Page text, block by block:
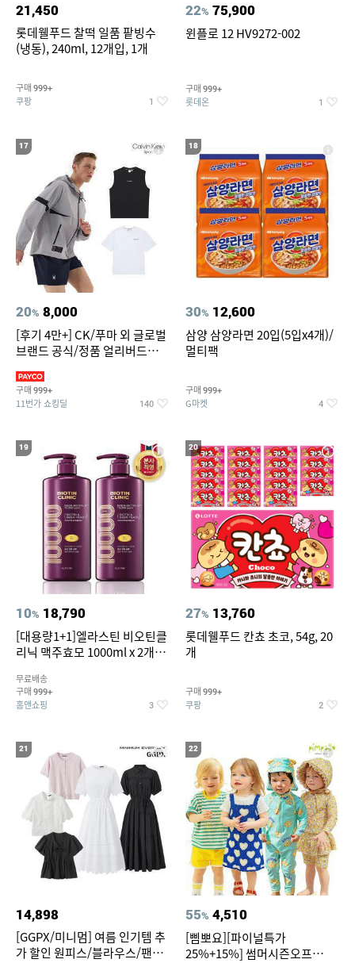
21,450
롯데웰푸드 찰떡 일품 팥빙수
(냉동), 240ml, 12개입, 1개
구매 999+
쿠팡 1
22% 75,900
윈플로 12 HV9272-002
구매 999+
롯데온 1
17
20% 8,000
[후기 4만+] CK/푸마 외 글로벌
브랜드 공식/정품 얼리버드
구매 999+
11번가 쇼킹딜 140
18
30% 12,600
삼양 삼양라면 20입(5입x4개)/
멀티팩
구매 999+
G마켓 4
19
10% 18,790
[대용량1+1]엘라스틴 비오틴클
리닉 맥주효모 1000ml x 2개
무료배송
구매 999+
홈앤쇼핑 3
20
27% 13,760
롯데웰푸드 칸쵸 초코, 54g, 20
개
구매 999+
쿠팡 2
21
14,898
[GGPX/미니멈] 여름 인기템 추
가 할인 원피스/블라우스/팬츠
22
55% 4,510
[삠뽀요][파이널특가
25%+15%] 썸머시즌오프